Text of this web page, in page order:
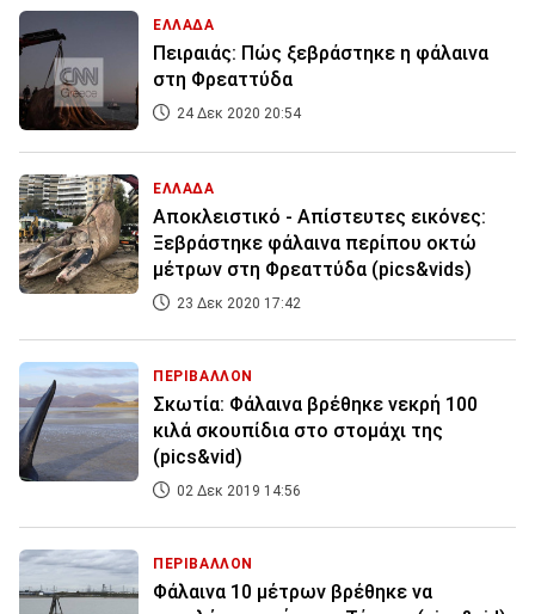
ΕΛΛΑΔΑ
Πειραιάς: Πώς ξεβράστηκε η φάλαινα
στη Φρεαττύδα
24 Δεκ 2020 20:54
ΕΛΛΑΔΑ
Αποκλειστικό - Απίστευτες εικόνες:
Ξεβράστηκε φάλαινα περίπου οκτώ
μέτρων στη Φρεαττύδα (pics&vids)
23 Δεκ 2020 17:42
ΠΕΡΙΒΑΛΛΟΝ
Σκωτία: Φάλαινα βρέθηκε νεκρή 100
κιλά σκουπίδια στο στομάχι της
(pics&vid)
02 Δεκ 2019 14:56
ΠΕΡΙΒΑΛΛΟΝ
Φάλαινα 10 μέτρων βρέθηκε να